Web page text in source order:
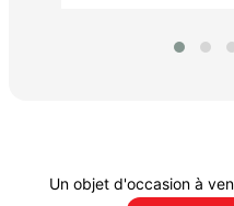
Un objet d'occasion à